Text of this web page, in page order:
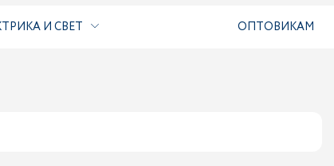
И СВЕТ ОПТОВИКАМ